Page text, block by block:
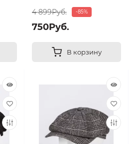
4 899Руб. -85%
750Руб.
В корзину